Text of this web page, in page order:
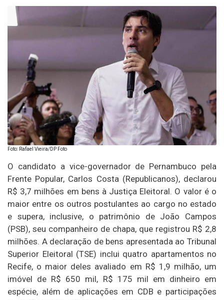
Foto: Rafael Vieira/DP Foto
O candidato a vice-governador de Pernambuco pela
Frente Popular, Carlos Costa (Republicanos), declarou
R$ 3,7 milhões em bens à Justiça Eleitoral. O valor é o
maior entre os outros postulantes ao cargo no estado
e supera, inclusive, o patrimônio de João Campos
(PSB), seu companheiro de chapa, que registrou R$ 2,8
milhões. A declaração de bens apresentada ao Tribunal
Superior Eleitoral (TSE) inclui quatro apartamentos no
Recife, o maior deles avaliado em R$ 1,9 milhão, um
imóvel de R$ 650 mil, R$ 175 mil em dinheiro em
espécie, além de aplicações em CDB e participações